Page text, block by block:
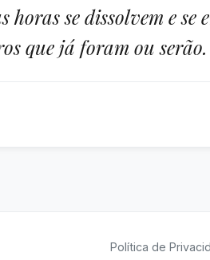
horas se dissolvem e se
que já foram ou
Política de